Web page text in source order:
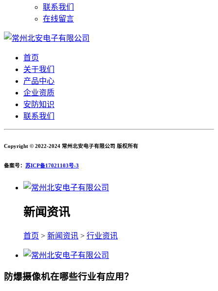
联系我们
在线留言
首页
关于我们
产品中心
企业资质
安防知识
联系我们
Copyright © 2022-2024 常州北安电子有限公司 版权所有
备案号： 苏ICP备17021103号-3
新闻资讯
首页 > 新闻资讯 > 行业资讯
防爆摄像机在哪些行业有应用？